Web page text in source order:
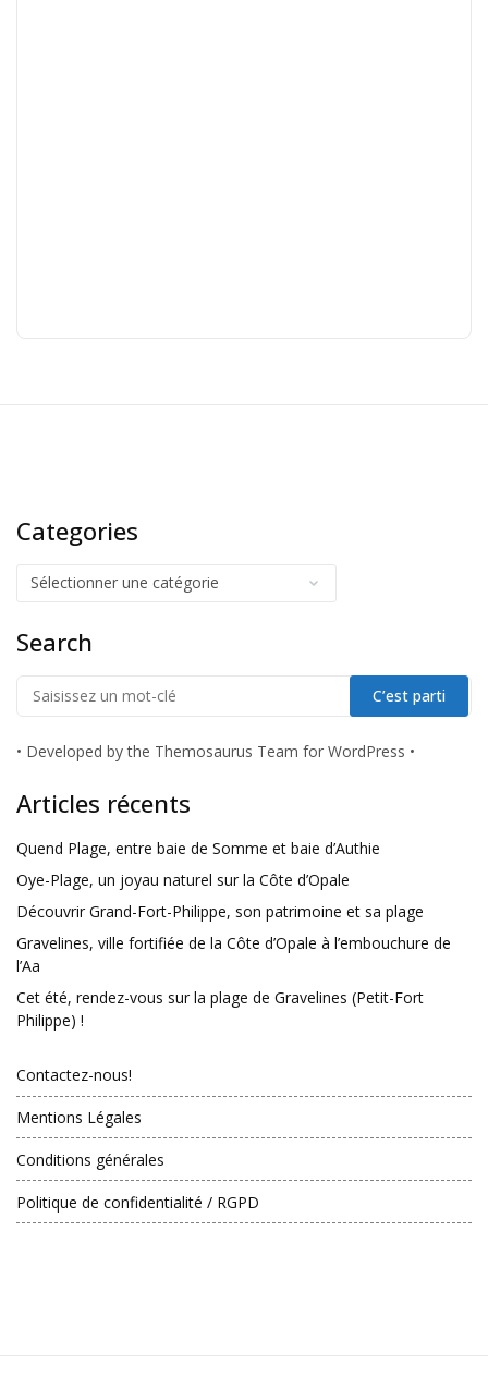
Categories
Search
• Developed by the Themosaurus Team for WordPress •
Articles récents
Quend Plage, entre baie de Somme et baie d’Authie
Oye-Plage, un joyau naturel sur la Côte d’Opale
Découvrir Grand-Fort-Philippe, son patrimoine et sa plage
Gravelines, ville fortifiée de la Côte d’Opale à l’embouchure de
l’Aa
Cet été, rendez-vous sur la plage de Gravelines (Petit-Fort
Philippe) !
Contactez-nous!
Mentions Légales
Conditions générales
Politique de confidentialité / RGPD